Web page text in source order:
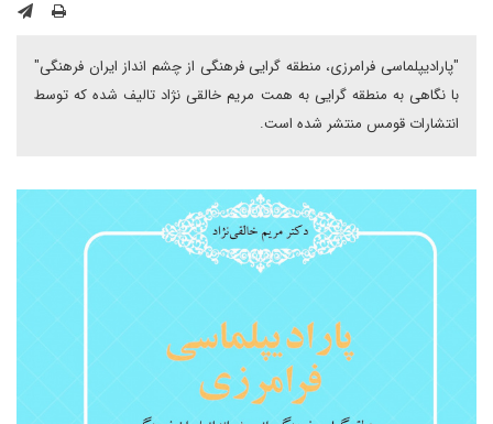
"پارادیپلماسی فرامرزی، منطقه گرایی فرهنگی از چشم انداز ایران فرهنگی"
با نگاهی به منطقه گرایی به همت مریم خالقی نژاد تالیف شده که توسط
انتشارات قومس منتشر شده است.